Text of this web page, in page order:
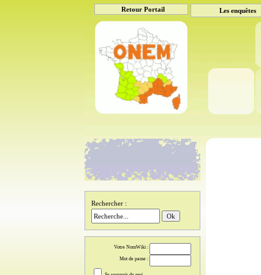
Retour Portail Les enquêtes
Rechercher :
Votre NomWiki :
Mot de passe :